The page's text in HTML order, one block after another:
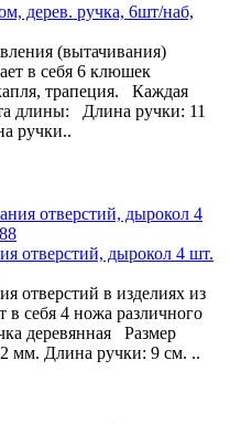
дерев. ручка, 6шт/наб,
(вытачивания)
в себя 6 клюшек
трапеция. Каждая
длины: Длина ручки: 11
ручки..
отверстий, дырокол 4 шт.
отверстий в изделиях из
себя 4 ножа различного
деревянная Размер
мм. Длина ручки: 9 см. ..